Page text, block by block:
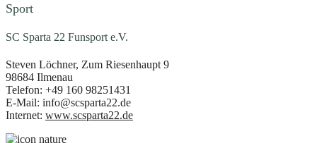
Sport
SC Sparta 22 Funsport e.V.
Steven Löchner, Zum Riesenhaupt 9
98684 Ilmenau
Telefon: +49 160 98251431
E-Mail: info@scsparta22.de
Internet: www.scsparta22.de